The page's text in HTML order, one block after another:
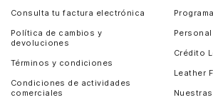
Consulta tu factura electrónica
Política de cambios y
devoluciones
Términos y condiciones
Condiciones de actividades
comerciales
Crédito
Leather